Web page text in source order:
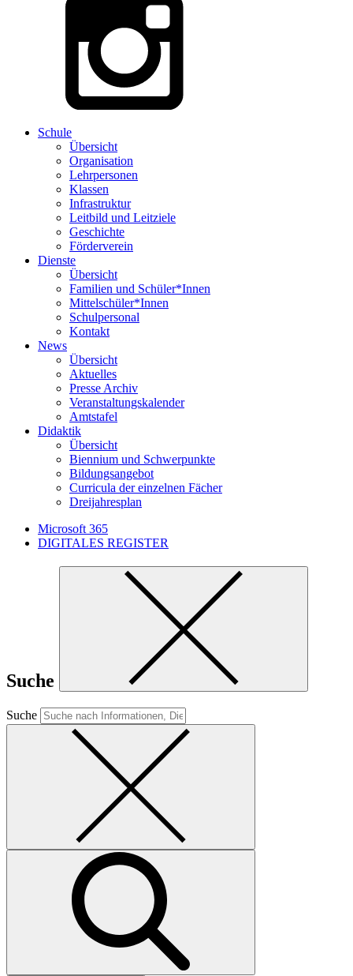
Schule
Übersicht
Organisation
Lehrpersonen
Klassen
Infrastruktur
Leitbild und Leitziele
Geschichte
Förderverein
Dienste
Übersicht
Familien und Schüler*Innen
Mittelschüler*Innen
Schulpersonal
Kontakt
News
Übersicht
Aktuelles
Presse Archiv
Veranstaltungskalender
Amtstafel
Didaktik
Übersicht
Biennium und Schwerpunkte
Bildungsangebot
Curricula der einzelnen Fächer
Dreijahresplan
Microsoft 365
DIGITALES REGISTER
Suche
Suche